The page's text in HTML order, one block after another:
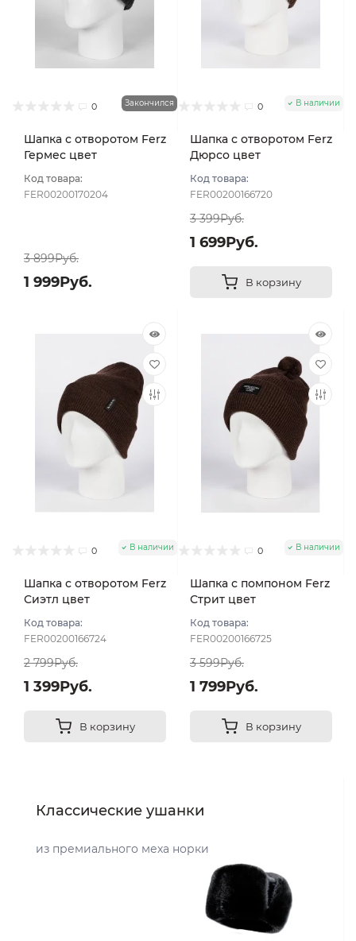
0 Закончился
Шапка с отворотом Ferz
Гермес цвет
Код товара:
FER00200170204
3 899Руб.
1 999Руб.
0 В наличии
Шапка с отворотом Ferz
Дюрсо цвет
Код товара:
FER00200166720
3 399Руб.
1 699Руб.
В корзину
0 В наличии
Шапка с отворотом Ferz
Сиэтл цвет
Код товара:
FER00200166724
2 799Руб.
1 399Руб.
В корзину
0 В наличии
Шапка с помпоном Ferz
Стрит цвет
Код товара:
FER00200166725
3 599Руб.
1 799Руб.
В корзину
Классические ушанки
из премиального меха норки